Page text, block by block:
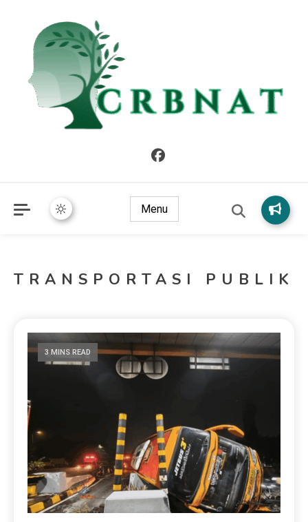
Menu
TRANSPORTASI PUBLIK
3 MINS READ